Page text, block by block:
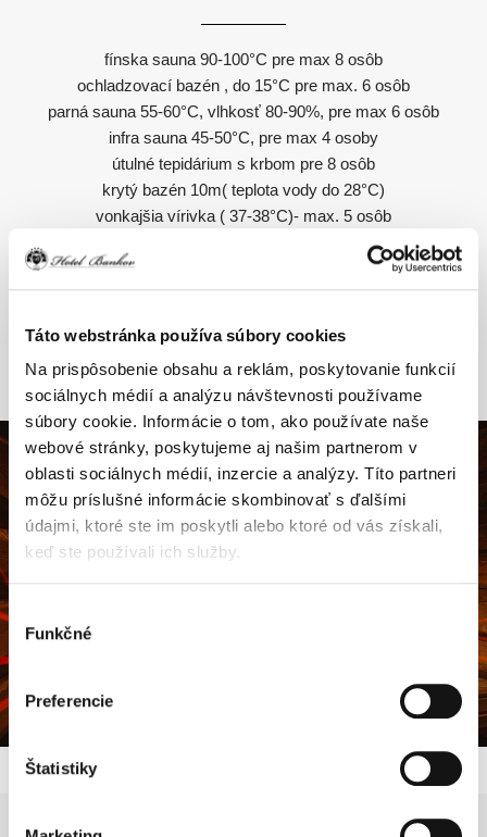
Táto webstránka používa súbory cookies
Na prispôsobenie obsahu a reklám, poskytovanie funkcií
sociálnych médií a analýzu návštevnosti používame
súbory cookie. Informácie o tom, ako používate naše
webové stránky, poskytujeme aj našim partnerom v
oblasti sociálnych médií, inzercie a analýzy. Títo partneri
môžu príslušné informácie skombinovať s ďalšími
údajmi, ktoré ste im poskytli alebo ktoré od vás získali,
keď ste používali ich služby.
Výber
súhlasu
Funkčné
Preferencie
Štatistiky
fínska sauna 90-100°C pre max 8 osôb
ochladzovací bazén , do 15°C pre max. 6 osôb
parná sauna 55-60°C, vlhkosť 80-90%, pre max 6 osôb
infra sauna 45-50°C, pre max 4 osoby
útulné tepidárium s krbom pre 8 osôb
krytý bazén 10m( teplota vody do 28°C)
vonkajšia vírivka ( 37-38°C)- max. 5 osôb
vonkajšia fínska sauna 90-100°C pre max 4 osoby